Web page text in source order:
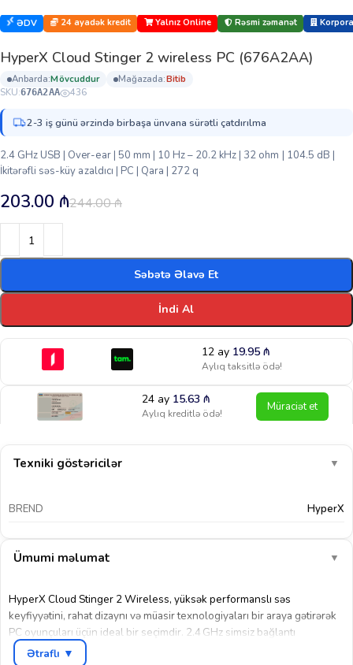
ƏDV 24 ayadək kredit Yalnız Online Rəsmi zəmanət
HyperX Cloud Stinger 2 wireless PC (676A2AA)
anbarda: mövcuddur mağazada:
bi̇ti̇b
SKU:676A2AA 436
2-3 iş günü ərzində birbaşa ünvana sürətli çatdırılma
2.4 GHz USB | Over-ear | 50 mm | 10 Hz – 20.2 kHz | 32 ohm | 104.5 dB |
İkitərəfli səs-küy azaldıcı | PC | Qara | 272 q
244.00₼
203.00 ₼
Səbətə Əlavə Et
İndi Al
12 ay 19.95 ₼
Aylıq taksitlə ödə!
24 ay 15.63₼
Aylıq kreditlə ödə! Müraciət et
Texniki göstəricilər ▼
BREND HyperX
Ümumi məlumat ▼
HyperX Cloud Stinger 2 Wireless, yüksək performanslı səs
keyfiyyətini, rahat dizaynı və müasir texnologiyaları bir araya gətirərək
PC oyunçuları üçün ideal bir seçimdir. 2.4 GHz simsiz bağlantı
sayəsində oyun zamanı tam hərəkət azadlığı və stabil, gecikməsiz səs
Ətraflı ▼